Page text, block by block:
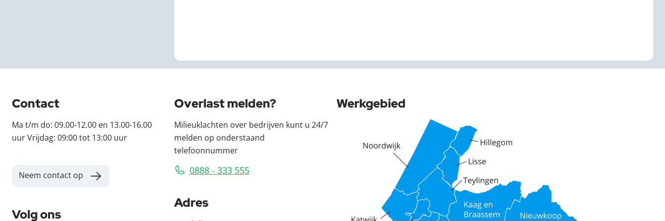
Contact
Ma t/m do: 09.00-12.00 en 13.00-16.00
uur Vrijdag: 09:00 tot 13:00 uur
Neem contact op
Volg ons
Overlast melden?
Milieuklachten over bedrijven kunt u 24/7
melden op onderstaand
telefoonnummer
0888 - 333 555
Adres
Werkgebied